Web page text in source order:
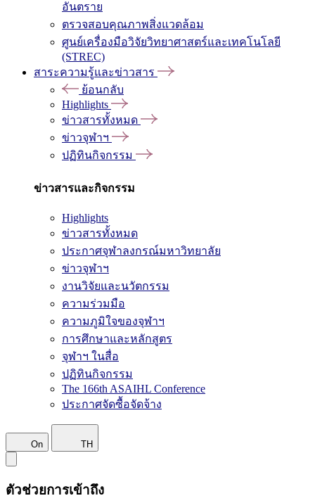
อันตราย
ตรวจสอบคุณภาพสิ่งแวดล้อม
ศูนย์เครื่องมือวิจัยวิทยาศาสตร์และเทคโนโลยี
(STREC)
สาระความรู้และข่าวสาร
ย้อนกลับ
Highlights
ข่าวสารทั้งหมด
ข่าวจุฬาฯ
ปฏิทินกิจกรรม
ข่าวสารและกิจกรรม
Highlights
ข่าวสารทั้งหมด
ประกาศจุฬาลงกรณ์มหาวิทยาลัย
ข่าวจุฬาฯ
งานวิจัยและนวัตกรรม
ความร่วมมือ
ความภูมิใจของจุฬาฯ
การศึกษาและหลักสูตร
จุฬาฯ ในสื่อ
ปฏิทินกิจกรรม
The 166th ASAIHL Conference
ประกาศจัดซื้อจัดจ้าง
On TH
ตัวช่วยการเข้าถึง